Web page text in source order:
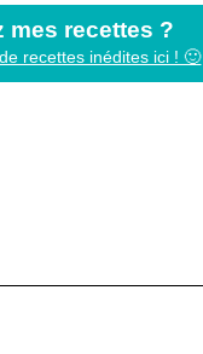
mes recettes ?
recettes inédites ici ! 🙂